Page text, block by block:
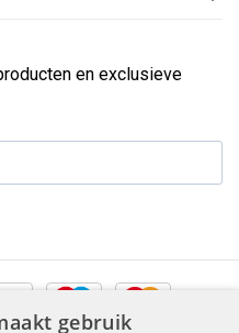
en exclusieve
gebruik